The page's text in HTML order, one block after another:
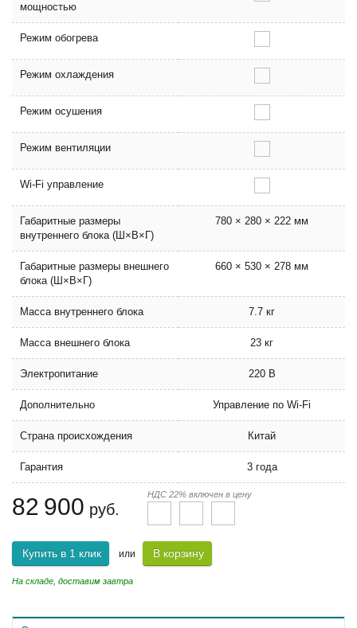
мощностью
Режим обогрева
Режим охлаждения
Режим осушения
Режим вентиляции
Wi-Fi управление
Габаритные размеры
внутреннего блока (Ш×В×Г)
780 × 280 × 222 мм
Габаритные размеры внешнего
блока (Ш×В×Г)
660 × 530 × 278 мм
Масса внутреннего блока 7.7 кг
Масса внешнего блока 23 кг
Электропитание 220 В
Дополнительно Управление по Wi-Fi
Страна происхождения Китай
Гарантия 3 года
82 900 руб.
НДС 22% включен в цену
Купить в 1 клик или В корзину
На складе, доставим завтра